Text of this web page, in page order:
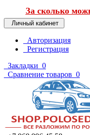
За сколько
Личный кабинет
Авторизация
Регистрация
Закладки 0
Сравнение товаров 0